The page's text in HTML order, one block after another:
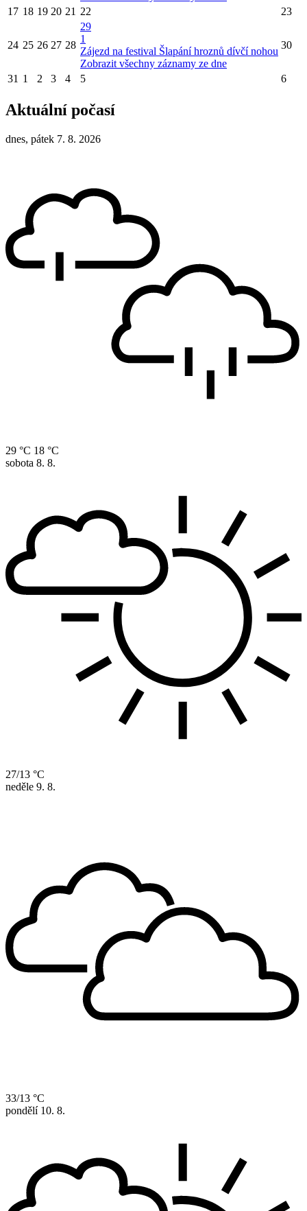
17 18 19 20 21 22 23
24 25 26 27 28
29
1
Zájezd na festival Šlapání hroznů dívčí nohou
Zobrazit všechny záznamy ze dne
30
31 1 2 3 4 5 6
Aktuální počasí
dnes, pátek 7. 8. 2026
29 °C 18 °C
sobota 8. 8.
27/13 °C
neděle 9. 8.
33/13 °C
pondělí 10. 8.